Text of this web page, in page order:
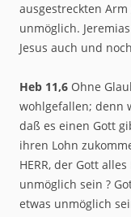
ausgestreckten
unmöglich.
Jesus auch und
Heb 11,6 Ohne
wohlgefallen; denn
daß es einen Gott
ihren Lohn
HERR, der Gott
unmöglich sein ?
etwas unmöglich